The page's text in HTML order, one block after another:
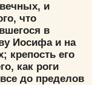
и
что
в
Иосифа и на
крепость его
как роги
до пределов